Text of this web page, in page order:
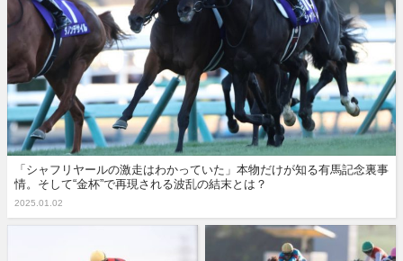
「シャフリヤールの激走はわかっていた」本物だけが知る有馬記念裏事
情。そして“金杯”で再現される波乱の結末とは？
2025.01.02